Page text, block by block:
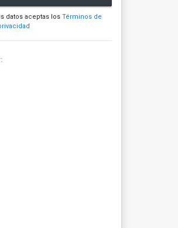
datos aceptas los Términos de